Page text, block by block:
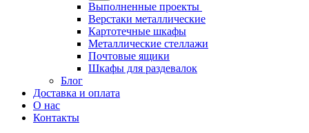
Выполненные проекты
Верстаки металлические
Картотечные шкафы
Металлические стеллажи
Почтовые ящики
Шкафы для раздевалок
Блог
Доставка и оплата
О нас
Контакты